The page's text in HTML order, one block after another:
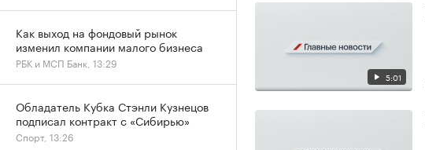
5:01
Как выход на фондовый рынок
изменил компании малого бизнеса
РБК и МСП Банк, 13:29
Обладатель Кубка Стэнли Кузнецов
подписал контракт с «Сибирью»
Спорт, 13:26